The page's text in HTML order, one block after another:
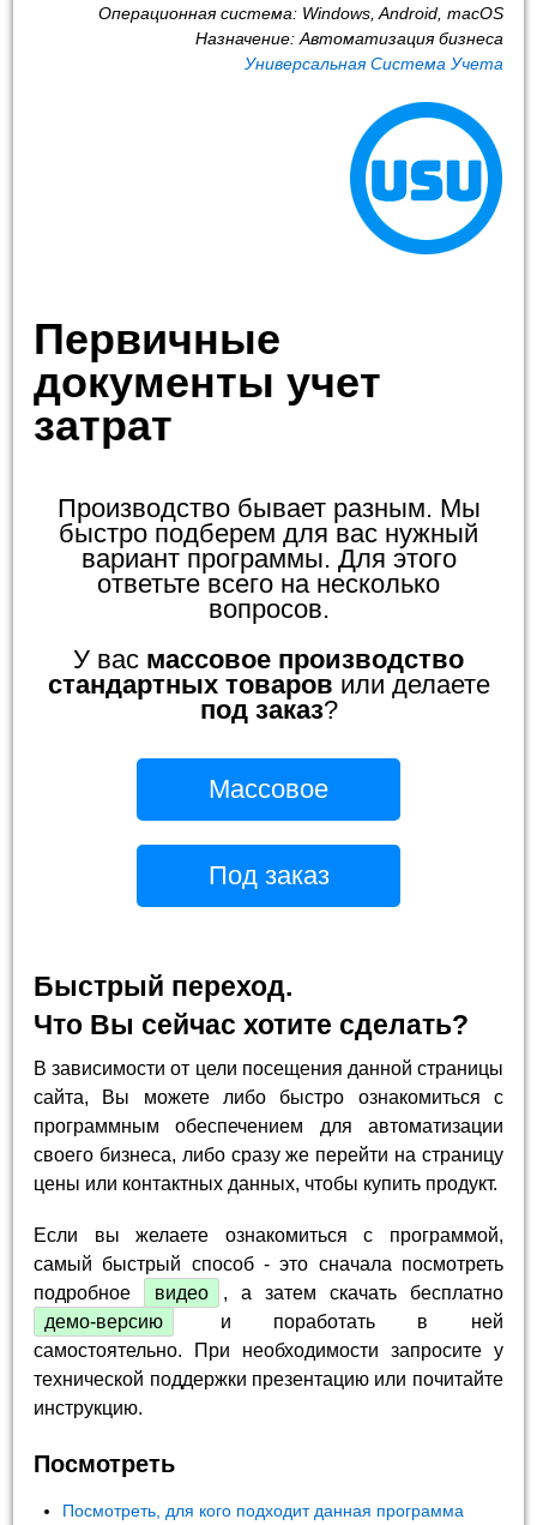
Операционная система: Windows, Android, macOS
Назначение: Автоматизация бизнеса
Универсальная Система Учета
Первичные
документы учет
затрат
Производство бывает разным. Мы
быстро подберем для вас нужный
вариант программы. Для этого
ответьте всего на несколько
вопросов.
У вас массовое производство
стандартных товаров или делаете
под заказ?
Массовое
Под заказ
Быстрый переход.
Что Вы сейчас хотите сделать?
В зависимости от цели посещения данной страницы
сайта, Вы можете либо быстро ознакомиться с
программным обеспечением для автоматизации
своего бизнеса, либо сразу же перейти на страницу
цены или контактных данных, чтобы купить продукт.
Если вы желаете ознакомиться с программой,
самый быстрый способ - это сначала посмотреть
подробное
видео
, а затем скачать бесплатно
демо-версию
и поработать в ней
самостоятельно. При необходимости запросите у
технической поддержки презентацию или почитайте
инструкцию.
Посмотреть
Посмотреть, для кого подходит данная программа